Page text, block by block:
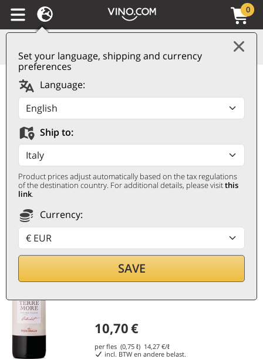
Set your language, shipping and currency
preferences
Language:
Ship to:
Product prices adjust automatically based on the tax regulations
of the destination country. For additional details, please visitthis
link.
Currency:
SAVE
0
Maremma Toscana
DOC Tenuta
Ammiraglia Terre More
Cabernet 2023
Frescobaldi
FRESCOBALDI
0,75 ℓ
10,70€
per fles (0,75 ℓ) 14,27 €/ℓ
incl. BTW en andere belast.